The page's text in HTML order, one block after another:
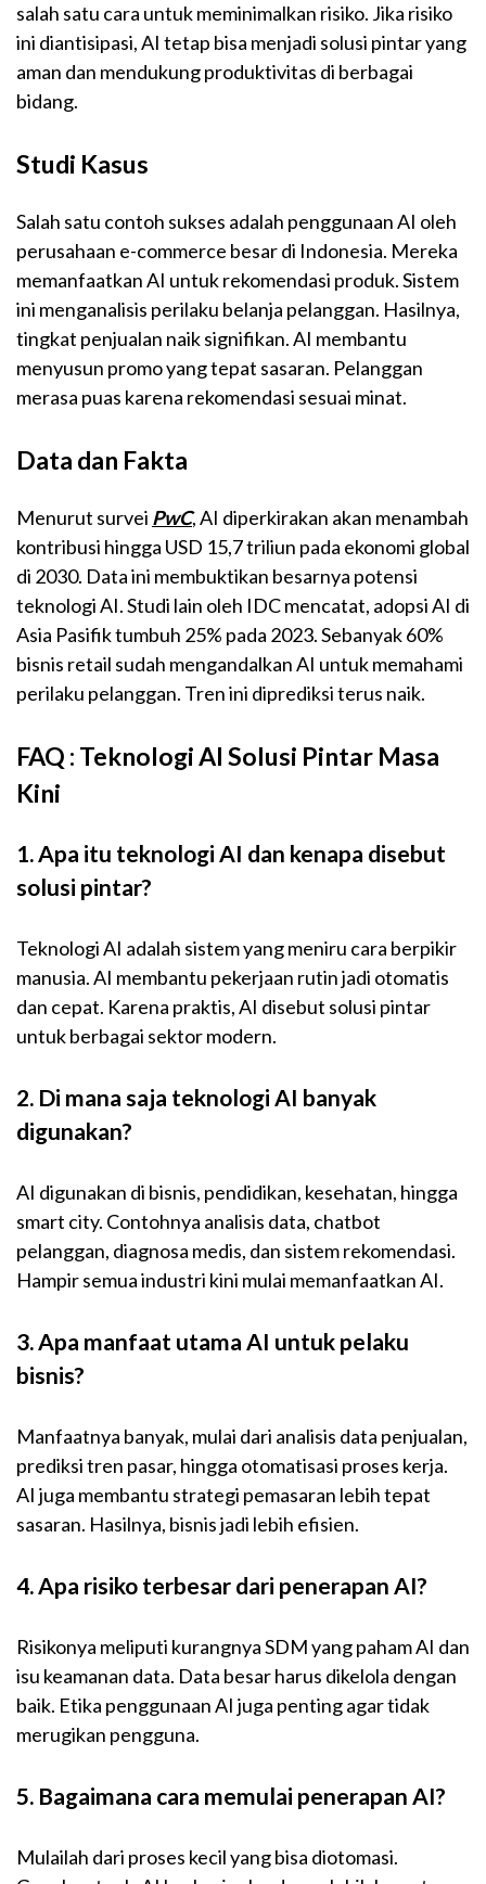
salah satu cara untuk meminimalkan risiko. Jika risiko
ini diantisipasi, AI tetap bisa menjadi solusi pintar yang
aman dan mendukung produktivitas di berbagai
bidang.
Studi Kasus
Salah satu contoh sukses adalah penggunaan AI oleh
perusahaan e-commerce besar di Indonesia. Mereka
memanfaatkan AI untuk rekomendasi produk. Sistem
ini menganalisis perilaku belanja pelanggan. Hasilnya,
tingkat penjualan naik signifikan. AI membantu
menyusun promo yang tepat sasaran. Pelanggan
merasa puas karena rekomendasi sesuai minat.
Data dan Fakta
Menurut survei PwC, AI diperkirakan akan menambah
kontribusi hingga USD 15,7 triliun pada ekonomi global
di 2030. Data ini membuktikan besarnya potensi
teknologi AI. Studi lain oleh IDC mencatat, adopsi AI di
Asia Pasifik tumbuh 25% pada 2023. Sebanyak 60%
bisnis retail sudah mengandalkan AI untuk memahami
perilaku pelanggan. Tren ini diprediksi terus naik.
FAQ : Teknologi AI Solusi Pintar Masa
Kini
1. Apa itu teknologi AI dan kenapa disebut
solusi pintar?
Teknologi AI adalah sistem yang meniru cara berpikir
manusia. AI membantu pekerjaan rutin jadi otomatis
dan cepat. Karena praktis, AI disebut solusi pintar
untuk berbagai sektor modern.
2. Di mana saja teknologi AI banyak
digunakan?
AI digunakan di bisnis, pendidikan, kesehatan, hingga
smart city. Contohnya analisis data, chatbot
pelanggan, diagnosa medis, dan sistem rekomendasi.
Hampir semua industri kini mulai memanfaatkan AI.
3. Apa manfaat utama AI untuk pelaku
bisnis?
Manfaatnya banyak, mulai dari analisis data penjualan,
prediksi tren pasar, hingga otomatisasi proses kerja.
AI juga membantu strategi pemasaran lebih tepat
sasaran. Hasilnya, bisnis jadi lebih efisien.
4. Apa risiko terbesar dari penerapan AI?
Risikonya meliputi kurangnya SDM yang paham AI dan
isu keamanan data. Data besar harus dikelola dengan
baik. Etika penggunaan AI juga penting agar tidak
merugikan pengguna.
5. Bagaimana cara memulai penerapan AI?
Mulailah dari proses kecil yang bisa diotomasi.